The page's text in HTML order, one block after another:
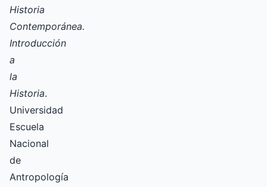
Historia
Contemporánea.
Introducción
a
la
Historia.
Universidad
Escuela
Nacional
de
Antropología